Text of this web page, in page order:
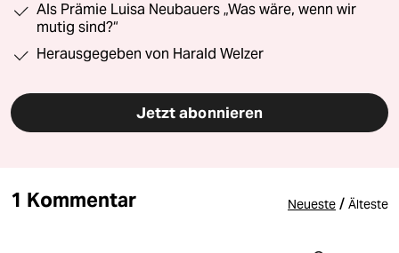
Als Prämie Luisa Neubauers „Was wäre, wenn wir
mutig sind?“
Herausgegeben von Harald Welzer
Jetzt abonnieren
1 Kommentar Neueste / Älteste